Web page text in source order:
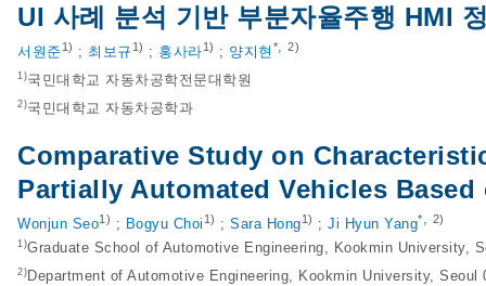
UI 사례 분석 기반 부분자율주행 HMI
서원준 1) ; 최보규 1) ; 홍사라1) ; 양지현 *, 2)
1)국민대학교 자동차공학전문대학원
2)국민대학교 자동차공학과
Comparative Study on
Partially Automated Vehicles Based
Wonjun Seo1) ; Bogyu Choi 1) ; Sara Hong1) ; Ji Hyun Yang*, 2)
1)Graduate School of Automotive Engineering, Kookmin University,
2) Department of Automotive Engineering, Kookmin University, Seoul